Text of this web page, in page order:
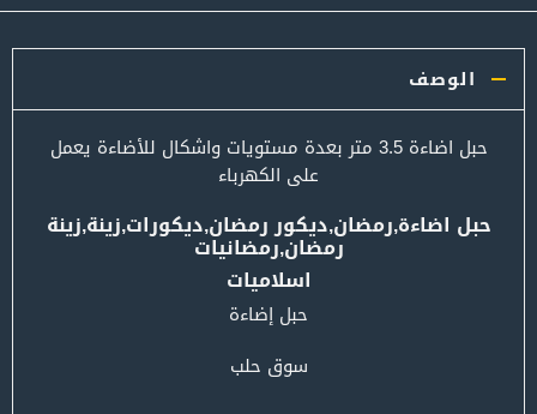
الوصف
حبل اضاءة 3.5 متر بعدة مستويات واشكال للأضاءة يعمل
على الكهرباء
حبل اضاءة,رمضان,ديكور رمضان,ديكورات,زينة,زينة
رمضان,رمضانيات
اسلاميات
حبل إضاءة
سوق حلب